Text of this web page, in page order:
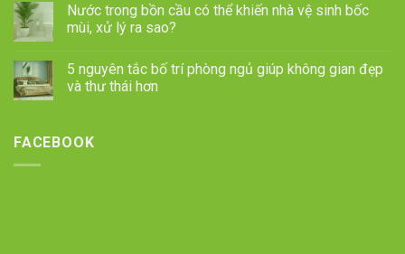
Nước trong bồn cầu có thể khiến nhà vệ sinh bốc
mùi, xử lý ra sao?
5 nguyên tắc bố trí phòng ngủ giúp không gian đẹp
và thư thái hơn
FACEBOOK